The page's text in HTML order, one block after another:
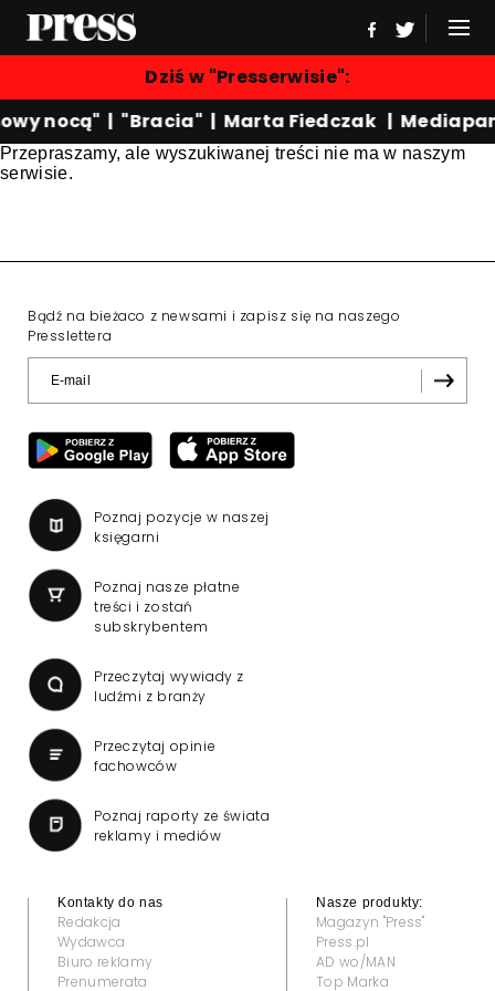
Dziś w "Presserwisie":
nocą" | "Bracia" | Marta Fiedczak |
Przepraszamy, ale wyszukiwanej treści nie ma w naszym
serwisie.
Bądź na bieżaco z newsami i zapisz się na naszego
Presslettera
Poznaj pozycje w naszej
księgarni
Poznaj nasze płatne
treści i zostań
subskrybentem
Przeczytaj wywiady z
ludźmi z branży
Przeczytaj opinie
fachowców
Poznaj raporty ze świata
reklamy i mediów
Kontakty do nas
Redakcja
Wydawca
Biuro reklamy
Prenumerata
Nasze produkty:
Magazyn "Press"
Press.pl
AD wo/MAN
Top Marka